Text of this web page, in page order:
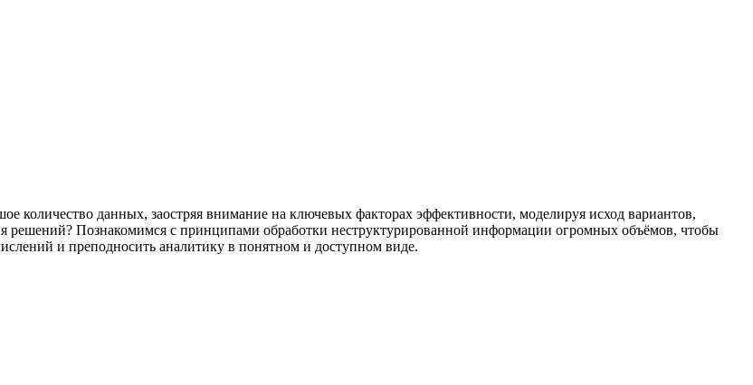
количество данных, заостряя внимание на ключевых факторах эффективности, моделируя исход вариантов,
решений? Познакомимся с принципами обработки неструктурированной информации огромных объёмов, чтобы
и преподносить аналитику в понятном и доступном виде.